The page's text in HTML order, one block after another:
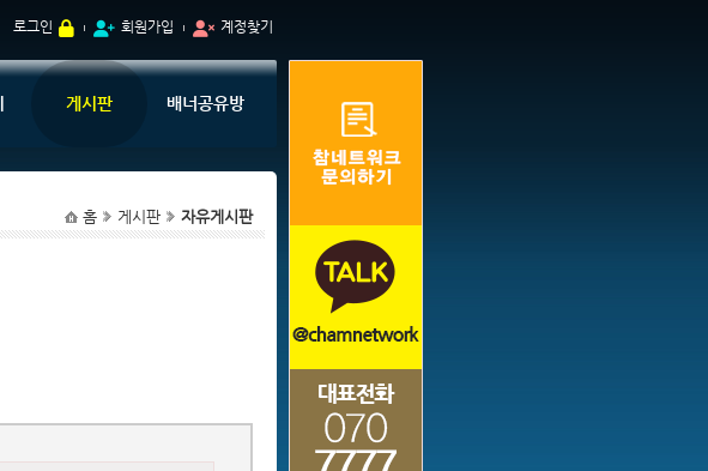
로그인 회원가입 계정찾기
게시판 배너공유방
홈 게시판 자유게시판